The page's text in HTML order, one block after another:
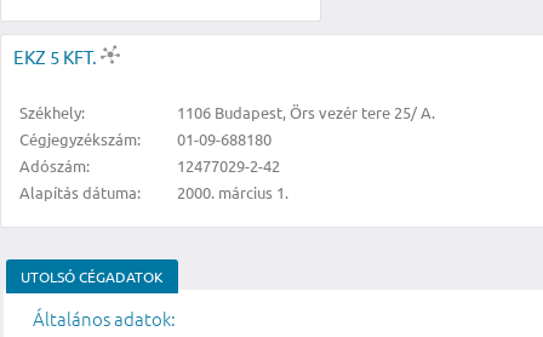
EKZ 5 KFT.
Székhely:
1106 Budapest, Örs vezér tere 25/ A.
Cégjegyzékszám:
01-09-688180
Adószám:
12477029-2-42
Alapítás dátuma:
2000. március 1.
UTOLSÓ CÉGADATOK
Általános adatok: